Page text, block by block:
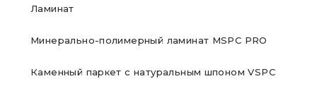
Ламинат
Минерально-полимерный ламинат MSPC PRO
Каменный паркет с натуральным шпоном VSPC